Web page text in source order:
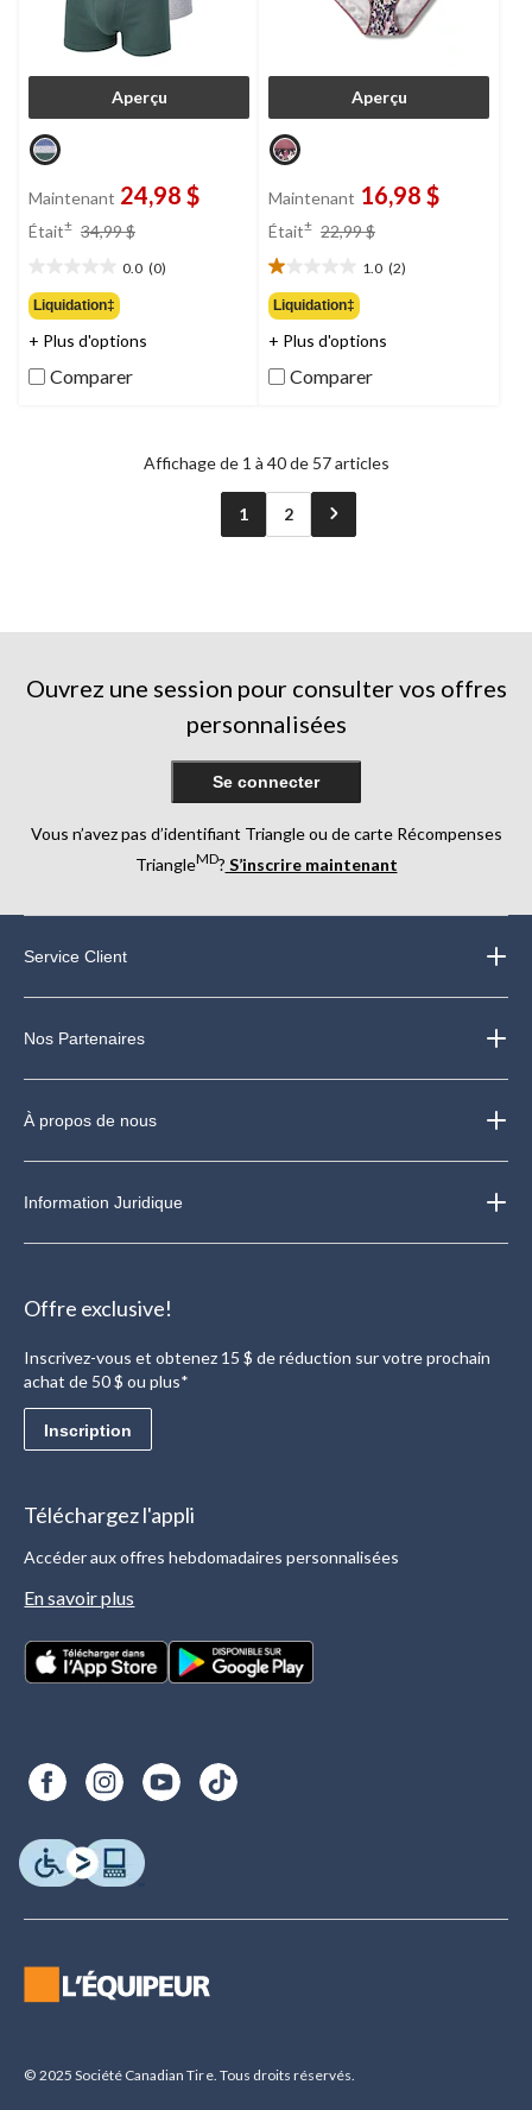
Aperçu
Maintenant 24,98 $
Était± 34,99 $
34,99 $
0.0 (0)
étoile(s)
sur
5.
Liquidation‡
+ Plus d'options
Comparer
Aperçu
Maintenant 16,98 $
Était± 22,99 $
22,99 $
1.0 (2)
1.0
étoile(s)
sur
5.
2
évaluations
Liquidation‡
+ Plus d'options
Comparer
Affichage de 1 à 40 de 57 articles
1 2
Ouvrez une session pour consulter vos offres
personnalisées
Se connecter
Vous n’avez pas d’identifiant Triangle ou de carte Récompenses
TriangleMD? S’inscrire maintenant
Service Client
Nos Partenaires
À propos de nous
Information Juridique
Offre exclusive!
Inscrivez-vous et obtenez 15 $ de réduction sur votre prochain
achat de 50 $ ou plus*
Inscription
Téléchargez l'appli
Accéder aux offres hebdomadaires personnalisées
En savoir plus
© 2025 Société Canadian Tire. Tous droits réservés.